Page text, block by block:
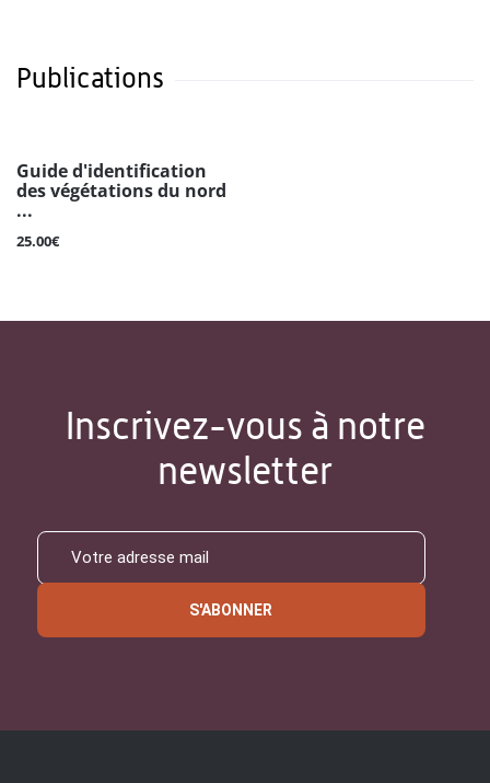
Publications
Guide d'identification
des végétations du nord
...
25.00€
Inscrivez-vous à notre
newsletter
S'ABONNER